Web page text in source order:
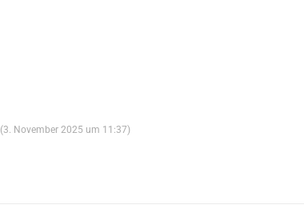
(3. November 2025 um 11:37)